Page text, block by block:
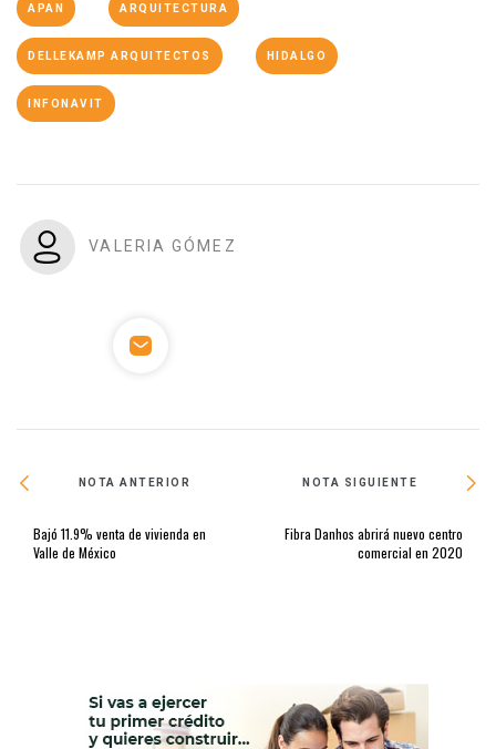
APAN ARQUITECTURA
DELLEKAMP ARQUITECTOS HIDALGO
INFONAVIT
VALERIA GÓMEZ
NOTA ANTERIOR
Bajó 11.9% venta de vivienda en
Valle de México
NOTA SIGUIENTE
Fibra Danhos abrirá nuevo centro
comercial en 2020